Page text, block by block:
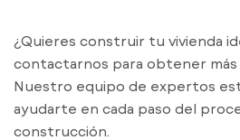
¿Quieres construir tu vivienda
contactarnos para obtener más
Nuestro equipo de expertos
ayudarte en cada paso del
construcción.